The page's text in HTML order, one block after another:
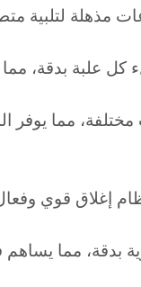
مما يوفر
بدقة، مما